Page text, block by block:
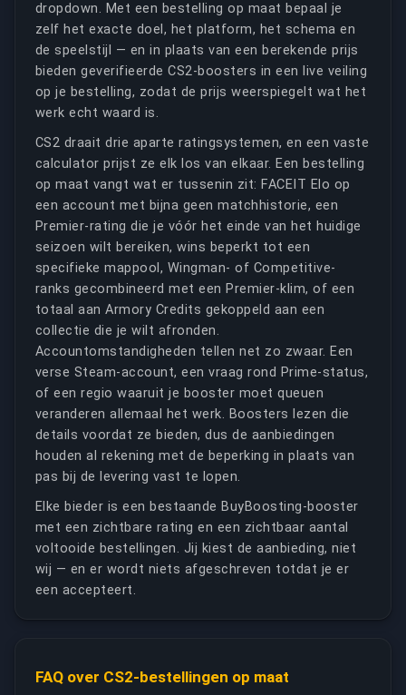
dropdown. Met een bestelling op maat bepaal je
zelf het exacte doel, het platform, het schema en
de speelstijl — en in plaats van een berekende prijs
bieden geverifieerde CS2-boosters in een live veiling
op je bestelling, zodat de prijs weerspiegelt wat het
werk echt waard is.
CS2 draait drie aparte ratingsystemen, en een vaste
calculator prijst ze elk los van elkaar. Een bestelling
op maat vangt wat er tussenin zit: FACEIT Elo op
een account met bijna geen matchhistorie, een
Premier-rating die je vóór het einde van het huidige
seizoen wilt bereiken, wins beperkt tot een
specifieke mappool, Wingman- of Competitive-
ranks gecombineerd met een Premier-klim, of een
totaal aan Armory Credits gekoppeld aan een
collectie die je wilt afronden.
Accountomstandigheden tellen net zo zwaar. Een
verse Steam-account, een vraag rond Prime-status,
of een regio waaruit je booster moet queuen
veranderen allemaal het werk. Boosters lezen die
details voordat ze bieden, dus de aanbiedingen
houden al rekening met de beperking in plaats van
pas bij de levering vast te lopen.
Elke bieder is een bestaande BuyBoosting-booster
met een zichtbare rating en een zichtbaar aantal
voltooide bestellingen. Jij kiest de aanbieding, niet
wij — en er wordt niets afgeschreven totdat je er
een accepteert.
FAQ over CS2-bestellingen op maat